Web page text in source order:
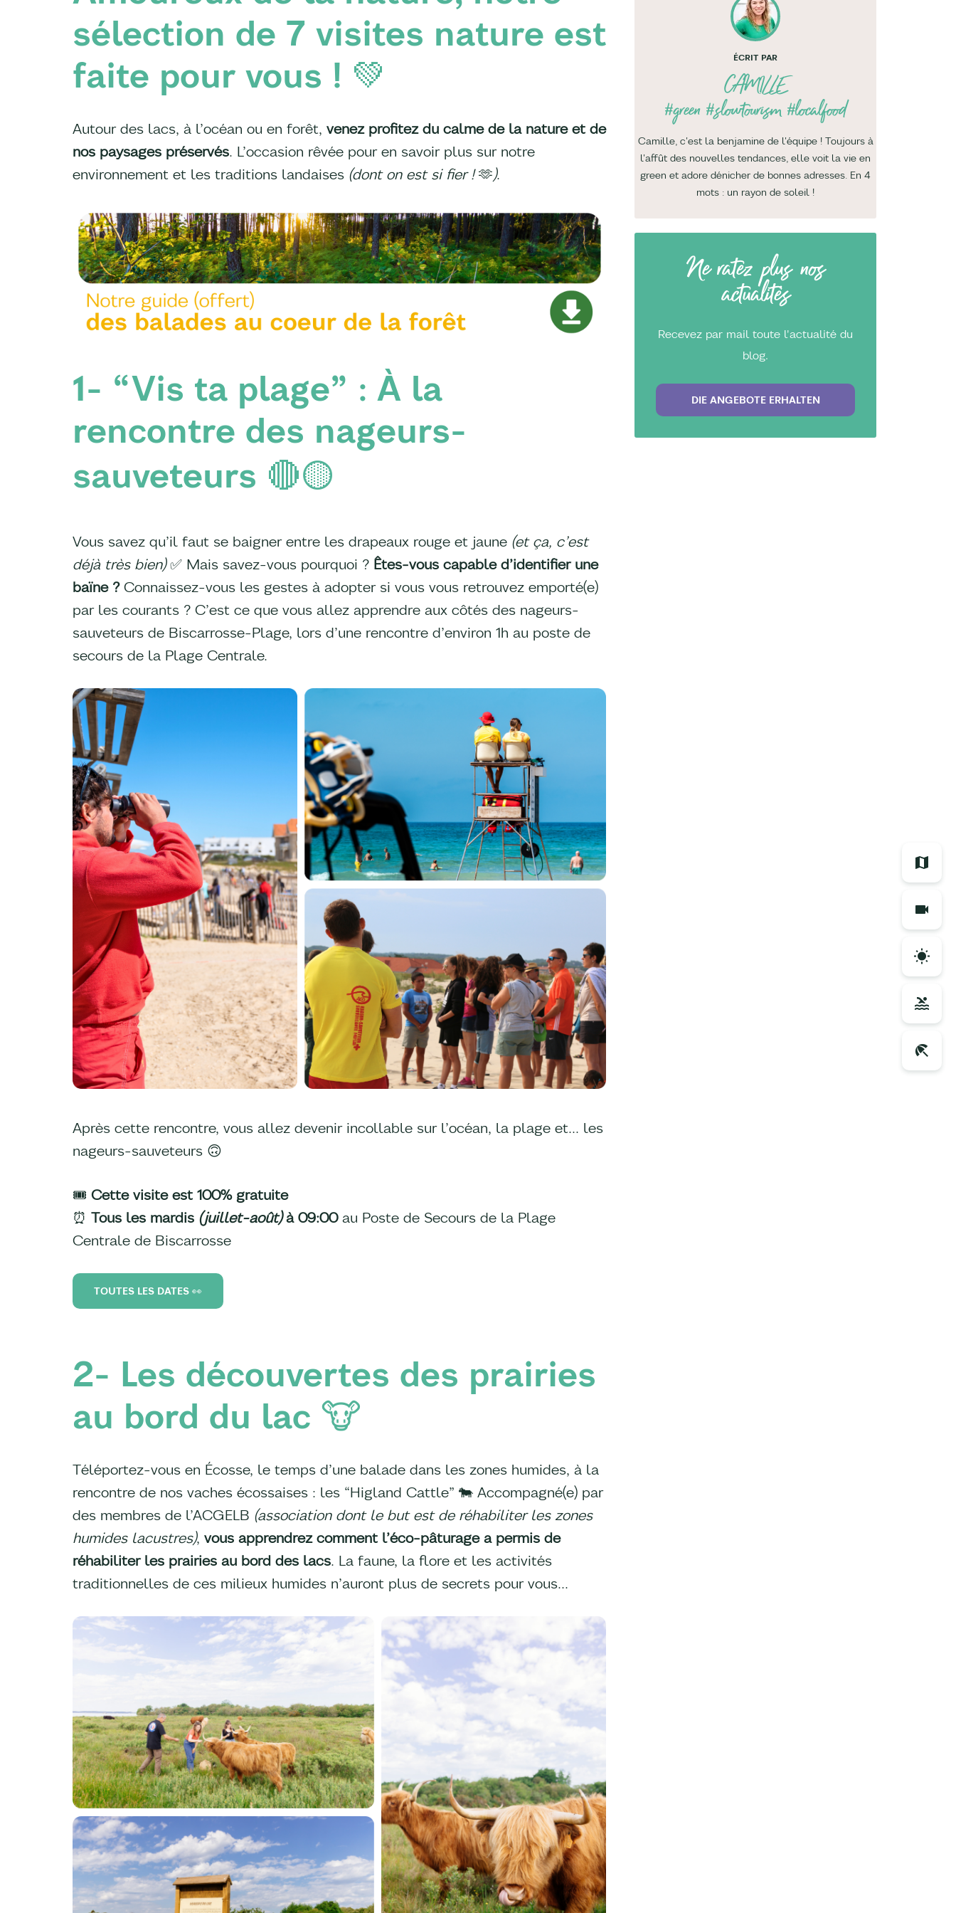
sélection de 7 visites nature est
faite pour vous ! 💚
Autour des lacs, à l’océan ou en forêt, venez profitez du calme de la nature et de
nos paysages préservés. L’occasion rêvée pour en savoir plus sur notre
environnement et les traditions landaises (dont on est si fier !🫶).
1- “Vis ta plage” : À la
rencontre des nageurs-
sauveteurs 🔴🟡
Vous savez qu’il faut se baigner entre les drapeaux rouge et jaune (et ça, c’est
déjà très bien)✅ Mais savez-vous pourquoi ? Êtes-vous capable d’identifier une
baïne ? Connaissez-vous les gestes à adopter si vous vous retrouvez emporté(e)
par les courants ? C’est ce que vous allez apprendre aux côtés des nageurs-
sauveteurs de Biscarrosse-Plage, lors d’une rencontre d’environ 1h au poste de
secours de la Plage Centrale.
Après cette rencontre, vous allez devenir incollable sur l’océan, la plage et… les
nageurs-sauveteurs 🙃
🎟️ Cette visite est 100% gratuite
⏰ Tous les mardis (juillet-août)à 09:00au Poste de Secours de la Plage
Centrale de Biscarrosse
TOUTES LES DATES 👀
2- Les découvertes des prairies
au bord du lac 🐮
Téléportez-vous en Écosse, le temps d’une balade dans les zones humides, à la
rencontre de nos vaches écossaises : les “Higland Cattle” 🐄 Accompagné(e) par
des membres de l’ACGELB (association dont le but est de réhabiliter les zones
humides lacustres), vous apprendrez comment l’éco-pâturage a permis de
réhabiliter les prairies au bord des lacs. La faune, la flore et les activités
traditionnelles de ces milieux humides n’auront plus de secrets pour vous…
ÉCRIT PAR
CAMILLE
#green #slowtourism #localfood
Camille, c'est la benjamine de l'équipe ! Toujours à
l'affût des nouvelles tendances, elle voit la vie en
green et adore dénicher de bonnes adresses. En 4
mots : un rayon de soleil !
Ne ratez plus nos
actualités
Recevez par mail toute l'actualité du
blog.
DIE ANGEBOTE ERHALTEN